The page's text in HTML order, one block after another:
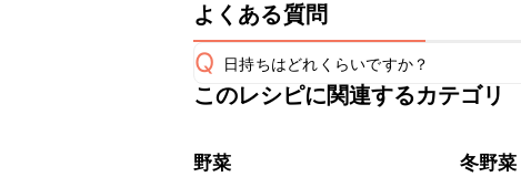
よくある質問
Q 日持ちはどれくらいですか？
保存期間は冷蔵で翌日中が目安です。な
※日持ちは目安です。
このレシピに関連するカテゴリ
野菜 冬野菜